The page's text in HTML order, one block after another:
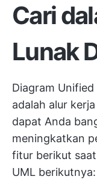
Cari
Lunak
Diagram
adalah alur
dapat Anda
meningkatkan
fitur berikut
UML berikutnya: